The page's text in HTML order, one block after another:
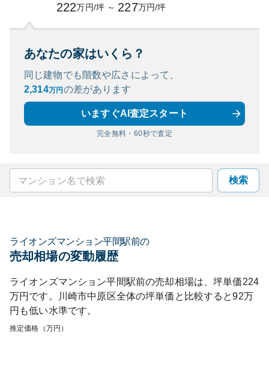
222万円/坪 ～ 227万円/坪
あなたの家はいくら？
同じ建物でも階数や広さによって、
2,314万円 の差があります
いますぐAI査定スタート
完全無料・60秒で査定
検索
ライオンズマンション平間駅前の
売却相場の変動履歴
ライオンズマンション平間駅前の売却相場は、坪単価224
万円です。
川崎市中原区全体の坪単価と比較すると92万
円も低い水準です。
推定価格（万円）